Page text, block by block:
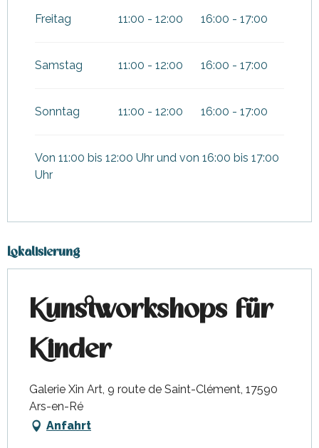
Freitag 11:00 - 12:00 16:00 - 17:00
Samstag 11:00 - 12:00 16:00 - 17:00
Sonntag 11:00 - 12:00 16:00 - 17:00
Von 11:00 bis 12:00 Uhr und von 16:00 bis 17:00
Uhr
Lokalisierung
Kunstworkshops für
Kinder
Galerie Xin Art, 9 route de Saint-Clément, 17590
Ars-en-Ré
Anfahrt